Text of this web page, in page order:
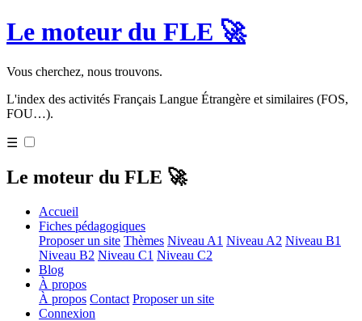
Le moteur du FLE 🚀
Vous cherchez, nous trouvons.
L'index des activités Français Langue Étrangère et similaires (FOS,
FOU…).
☰
Le moteur du FLE 🚀
Accueil
Fiches pédagogiques
Proposer un site Thèmes Niveau A1 Niveau A2 Niveau B1
Niveau B2 Niveau C1 Niveau C2
Blog
À propos
À propos Contact Proposer un site
Connexion